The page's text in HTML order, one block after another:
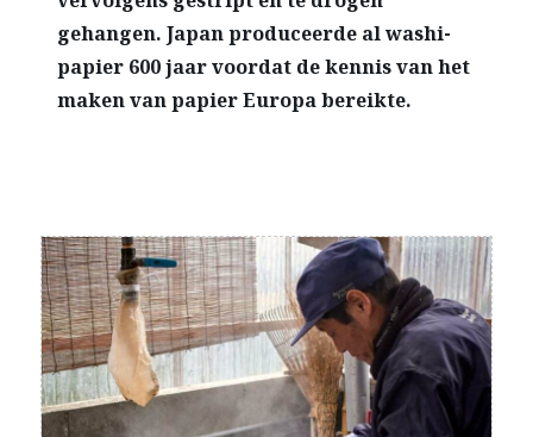
gehangen. Japan produceerde al washi-
papier 600 jaar voordat de kennis van het
maken van papier Europa bereikte.